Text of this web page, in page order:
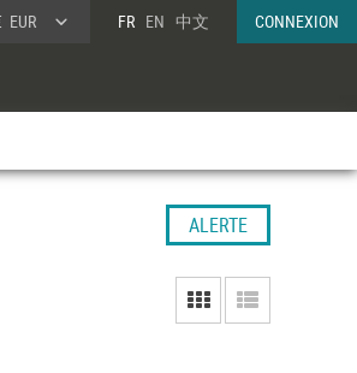
EUR FR EN 中文 CONNEXION
ALERTE